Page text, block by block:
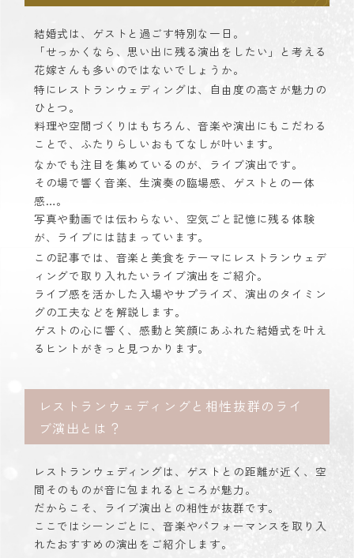
結婚式は、ゲストと過ごす特別な一日。
「せっかくなら、思い出に残る演出をしたい」と考える
花嫁さんも多いのではないでしょうか。
特にレストランウェディングは、自由度の高さが魅力の
ひとつ。
料理や空間づくりはもちろん、音楽や演出にもこだわる
ことで、ふたりらしいおもてなしが叶います。
なかでも注目を集めているのが、ライブ演出です。
その場で響く音楽、生演奏の臨場感、ゲストとの一体
感…。
写真や動画では伝わらない、空気ごと記憶に残る体験
が、ライブには詰まっています。
この記事では、音楽と美食をテーマにレストランウェデ
ィングで取り入れたいライブ演出をご紹介。
ライブ感を活かした入場やサプライズ、演出のタイミン
グの工夫などを解説します。
ゲストの心に響く、感動と笑顔にあふれた結婚式を叶え
るヒントがきっと見つかります。
レストランウェディングと相性抜群のライ
ブ演出とは？
レストランウェディングは、ゲストとの距離が近く、空
間そのものが音に包まれるところが魅力。
だからこそ、ライブ演出との相性が抜群です。
ここではシーンごとに、音楽やパフォーマンスを取り入
れたおすすめの演出をご紹介します。